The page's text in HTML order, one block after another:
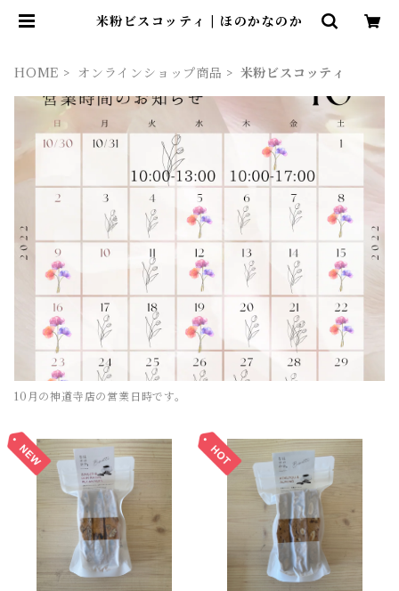
米粉ビスコッティ | ほのかなのか
HOME オンラインショップ商品 米粉ビスコッティ
10月の神道寺店の営業日時です。